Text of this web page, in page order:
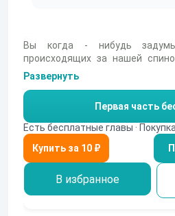
Вы когда - нибудь
происходящих за нашей
нашем мире перестали
стали потребителями!
политических войн! Наступил
так просто. Геноцид
специально. Кому же это было
спутниками будет искать
удастся выжить!
Развернуть
Первая часть
Есть бесплатные главы ·
В избранное